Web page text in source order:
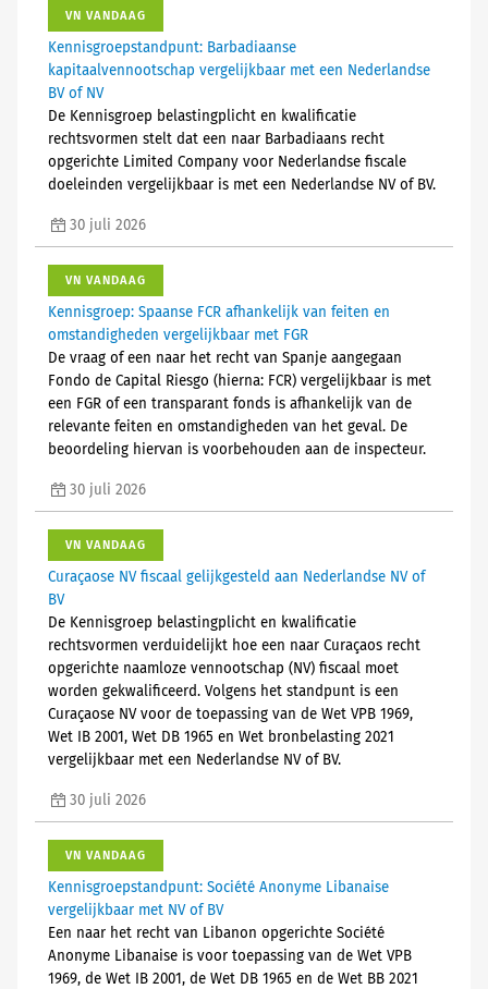
VN VANDAAG
Kennisgroepstandpunt: Barbadiaanse
kapitaalvennootschap vergelijkbaar met een Nederlandse
BV of NV
De Kennisgroep belastingplicht en kwalificatie
rechtsvormen stelt dat een naar Barbadiaans recht
opgerichte Limited Company voor Nederlandse fiscale
doeleinden vergelijkbaar is met een Nederlandse NV of BV.
30 juli 2026
VN VANDAAG
Kennisgroep: Spaanse FCR afhankelijk van feiten en
omstandigheden vergelijkbaar met FGR
De vraag of een naar het recht van Spanje aangegaan
Fondo de Capital Riesgo (hierna: FCR) vergelijkbaar is met
een FGR of een transparant fonds is afhankelijk van de
relevante feiten en omstandigheden van het geval. De
beoordeling hiervan is voorbehouden aan de inspecteur.
30 juli 2026
VN VANDAAG
Curaçaose NV fiscaal gelijkgesteld aan Nederlandse NV of
BV
De Kennisgroep belastingplicht en kwalificatie
rechtsvormen verduidelijkt hoe een naar Curaçaos recht
opgerichte naamloze vennootschap (NV) fiscaal moet
worden gekwalificeerd. Volgens het standpunt is een
Curaçaose NV voor de toepassing van de Wet VPB 1969,
Wet IB 2001, Wet DB 1965 en Wet bronbelasting 2021
vergelijkbaar met een Nederlandse NV of BV.
30 juli 2026
VN VANDAAG
Kennisgroepstandpunt: Société Anonyme Libanaise
vergelijkbaar met NV of BV
Een naar het recht van Libanon opgerichte Société
Anonyme Libanaise is voor toepassing van de Wet VPB
1969, de Wet IB 2001, de Wet DB 1965 en de Wet BB 2021